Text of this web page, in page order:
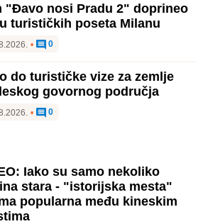
"Đavo nosi Pradu 2" doprineo
turističkih poseta Milanu
• 0
do turističke vize za zemlje
govornog područja
• 0
Iako su samo nekoliko
stara - "istorijska mesta"
popularna među kineskim